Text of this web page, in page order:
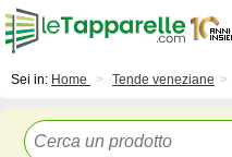
Sei in: Home Tende veneziane